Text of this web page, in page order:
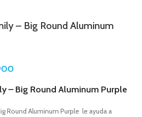
– Big Round Aluminum
– Big Round Aluminum Purple
Round Aluminum Purple le ayuda a